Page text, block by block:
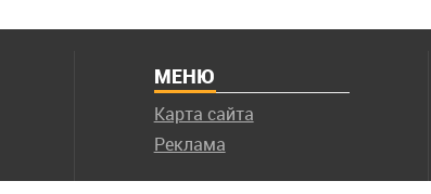
МЕНЮ
Карта сайта
Реклама